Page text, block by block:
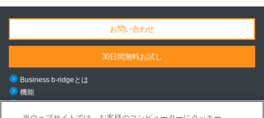
お問い合わせ
30日間無料お試し
Business b-ridgeとは
機能